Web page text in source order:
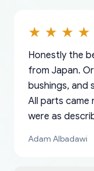
Honestly the
from Japan.
bushings, and
All parts came
were as
Adam Albadawi